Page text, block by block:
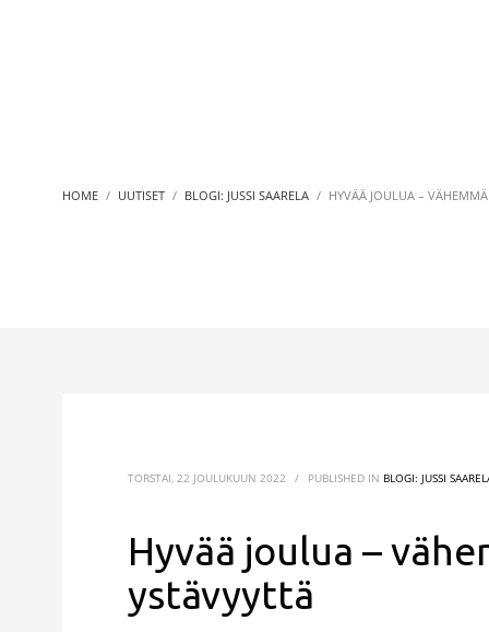
HOME UUTISET BLOGI: JUSSI SAARELA HYVÄÄ JOULUA –
TORSTAI, 22 JOULUKUUN 2022 / PUBLISHED IN BLOGI: JUSSI
Hyvää joulua –
ystävyyttä